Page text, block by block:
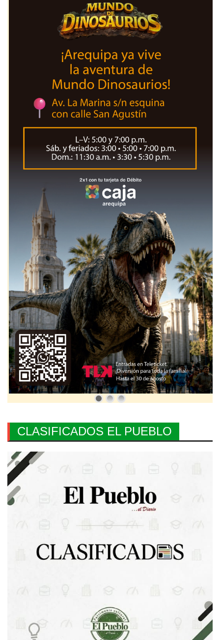
CLASIFICADOS EL PUEBLO